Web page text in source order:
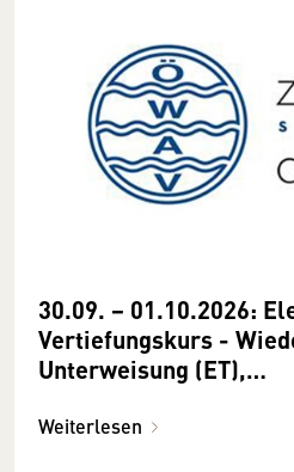
30.09. − 01.10.2026:
Vertiefungskurs -
Unterweisung (ET),
Weiterlesen